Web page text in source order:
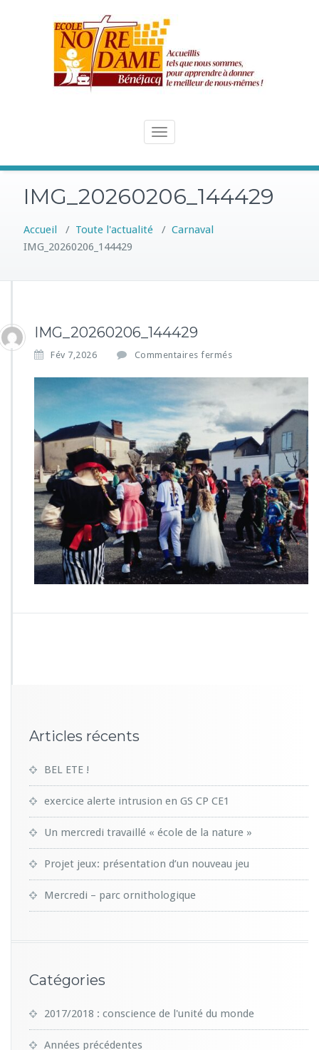
Toggle
IMG_20260206_144429
Accueil / Toute l'actualité / Carnaval
IMG_20260206_144429
IMG_20260206_144429
Fév 7,2026 Commentaires fermés
G
_
2
0
2
6
0
2
0
6
_
1
4
Articles récents
BEL ETE !
exercice alerte intrusion en GS CP CE1
Un mercredi travaillé « école de la nature »
Projet jeux: présentation d’un nouveau jeu
Mercredi – parc ornithologique
Catégories
2017/2018 : conscience de l'unité du monde
Années précédentes